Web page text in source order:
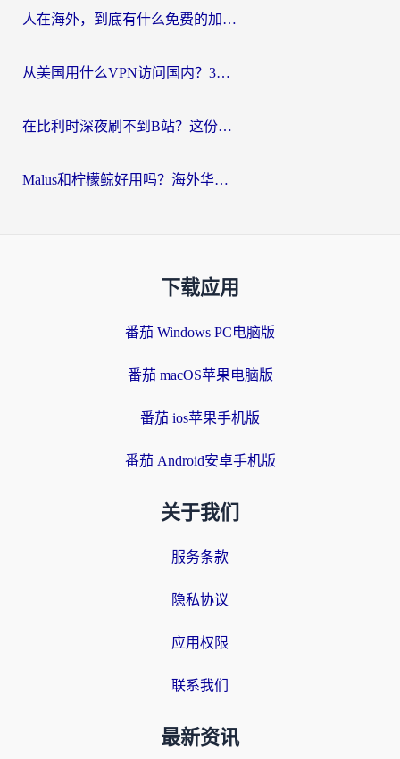
人在海外，到底有什么免费的加速器能让我安心追剧打游戏？
从美国用什么VPN访问国内？3年海外党亲测：选对工具才能无缝刷B站、看腾讯视频
在比利时深夜刷不到B站？这份回国加速器避坑指南请收好
Malus和柠檬鲸好用吗？海外华人亲测：回国加速器怎么选才不踩坑？
下载应用
番茄 Windows PC电脑版
番茄 macOS苹果电脑版
番茄 ios苹果手机版
番茄 Android安卓手机版
关于我们
服务条款
隐私协议
应用权限
联系我们
最新资讯